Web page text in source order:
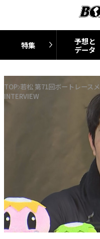
特集
予想と
データ
TOP 若松 第71回ボートレー
INTERVIEW